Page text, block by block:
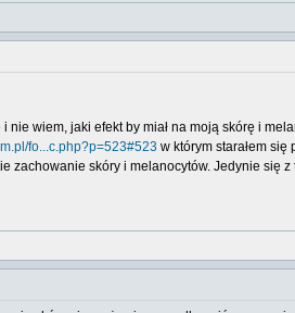
nie wiem, jaki efekt by miał na moją skórę i
fo...c.php?p=523#523 w którym starałem
zachowanie skóry i melanocytów. Jedynie się